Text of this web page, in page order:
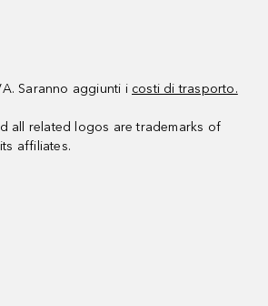
Saranno aggiunti i costi di trasporto.
all related logos are trademarks of
affiliates.